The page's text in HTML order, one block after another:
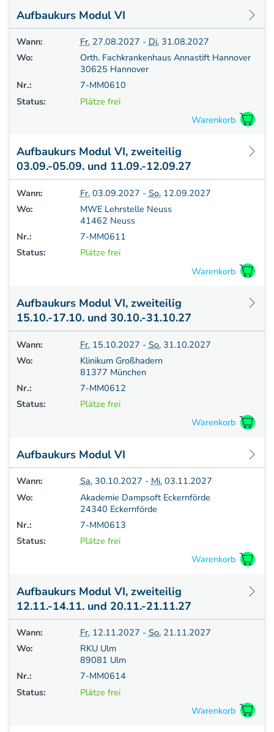
Aufbaukurs Modul VI
Wann: Fr.27.08.2027 -Di.31.08.2027
Wo:
Orth. Fachkrankenhaus Annastift Hannover
30625 Hannover
Nr.:
7-MM0610
Status:
Plätze frei
Aufbaukurs Modul VI, zweiteilig
03.09.-05.09. und 11.09.-12.09.27
Wann: Fr.03.09.2027 - So.12.09.2027
Wo:
MWE Lehrstelle Neuss
41462 Neuss
Nr.:
7-MM0611
Status:
Plätze frei
Aufbaukurs Modul VI, zweiteilig
15.10.-17.10. und 30.10.-31.10.27
Wann: Fr.15.10.2027 - So.31.10.2027
Wo:
Klinikum Großhadern
81377 München
Nr.:
7-MM0612
Status:
Plätze frei
Aufbaukurs Modul VI
Wann: Sa.30.10.2027 - Mi.03.11.2027
Wo:
Akademie Dampsoft Eckernförde
24340 Eckernförde
Nr.:
7-MM0613
Status:
Plätze frei
Aufbaukurs Modul VI, zweiteilig
12.11.-14.11. und 20.11.-21.11.27
Wann: Fr.12.11.2027 - So.21.11.2027
Wo:
RKU Ulm
89081 Ulm
Nr.:
7-MM0614
Status:
Plätze frei